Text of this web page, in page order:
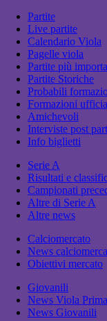
Partite
Live partite
Calendario Viola
Pagelle viola
Partite più
Partite Storiche
Probabili
Formazioni
Amichevoli
Interviste post
Info biglietti
Serie A
Risultati e
Campionati
Altre di Serie A
Altre news
Calciomercato
News
Obiettivi mercato
Giovanili
News Viola
News Giovanili